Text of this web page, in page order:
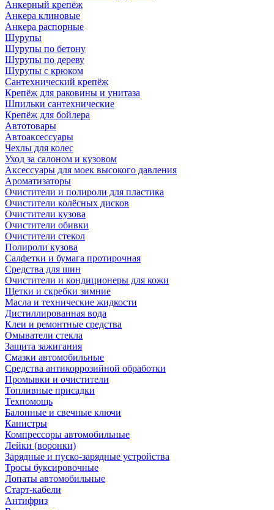
Анкерный крепёж
Анкера клиновые
Анкера распорные
Шурупы
Шурупы по бетону
Шурупы по дереву
Шурупы с крюком
Сантехнический крепёж
Крепёж для раковины и унитаза
Шпильки сантехнические
Крепёж для бойлера
Автотовары
Автоаксессуары
Чехлы для колес
Уход за салоном и кузовом
Аксессуары для моек высокого давления
Ароматизаторы
Очистители и полироли для пластика
Очистители колёсных дисков
Очистители кузова
Очистители обивки
Очистители стекол
Полироли кузова
Салфетки и бумага протирочная
Средства для шин
Очистители и кондиционеры для кожи
Щетки и скребки зимние
Масла и технические жидкости
Дистиллированная вода
Клеи и ремонтные средства
Омыватели стекла
Защита зажигания
Смазки автомобильные
Средства антикоррозийной обработки
Промывки и очистители
Топливные присадки
Техпомощь
Балонные и свечные ключи
Канистры
Компрессоры автомобильные
Лейки (воронки)
Зарядные и пуско-зарядные устройства
Тросы буксировочные
Лопаты автомобильные
Старт-кабели
Антифриз